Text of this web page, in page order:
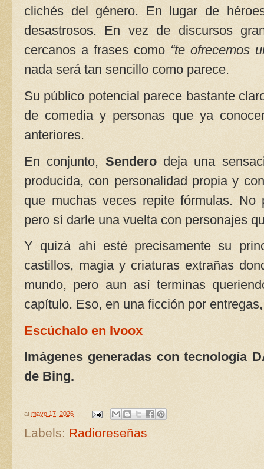
clichés del género. En lugar de
desastrosos. En vez de discursos
cercanos a frases como “te ofrecemos
nada será tan sencillo como parece.
Su público potencial parece bastante
de comedia y personas que ya
anteriores.
En conjunto, Senderodeja una
producida, con personalidad propia y
que muchas veces repite fórmulas. No
pero sí darle una vuelta con personajes
Y quizá ahí esté precisamente su
castillos, magia y criaturas extrañas
mundo, pero aun así terminas
capítulo. Eso, en una ficción por
Escúchalo en Ivoox
Imágenes generadas con tecnología
de Bing.
at mayo 17, 2026
Labels: Radioreseñas